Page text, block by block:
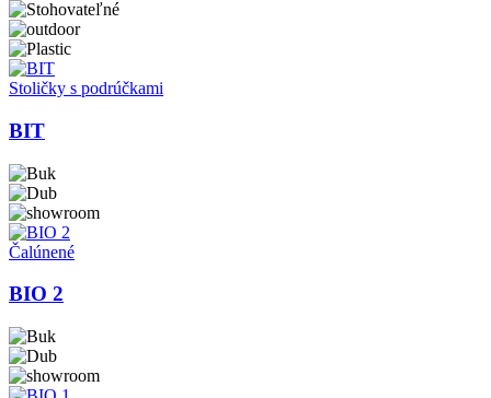
Stoličky s podrúčkami
BIT
Čalúnené
BIO 2